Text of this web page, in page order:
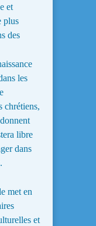
et
plus
des
les
chrétiens,
libre
dans
met en
et